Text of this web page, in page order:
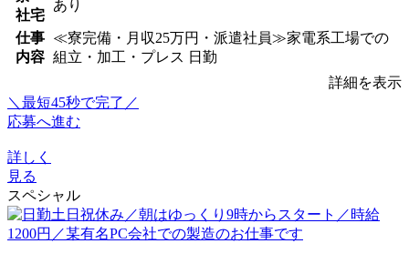
社宅
あり
仕事
内容
≪寮完備・月収25万円・派遣社員≫家電系工場での
組立・加工・プレス 日勤
詳細を表示
＼最短45秒で完了／
応募へ進む
詳しく
見る
スペシャル